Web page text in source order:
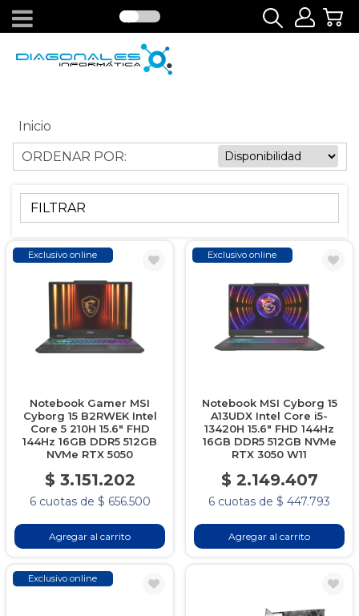
Inicio
ORDENAR POR:
FILTRAR
Exclusivo online
Notebook Gamer MSI
Cyborg 15 B2RWEK Intel
Core 5 210H 15.6" FHD
144Hz 16GB DDR5 512GB
NVMe RTX 5050
$ 3.151.202
6 cuotas de $ 656.500
Agregar al carrito
Exclusivo online
Notebook MSI Cyborg 15
A13UDX Intel Core i5-
13420H 15.6" FHD 144Hz
16GB DDR5 512GB NVMe
RTX 3050 W11
$ 2.149.407
6 cuotas de $ 447.793
Agregar al carrito
Exclusivo online